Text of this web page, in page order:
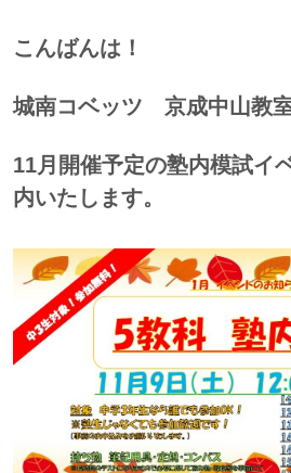
こんばんは！
城南コベッツ 京成中山教室
11月開催予定の塾内模試イ
内いたします。